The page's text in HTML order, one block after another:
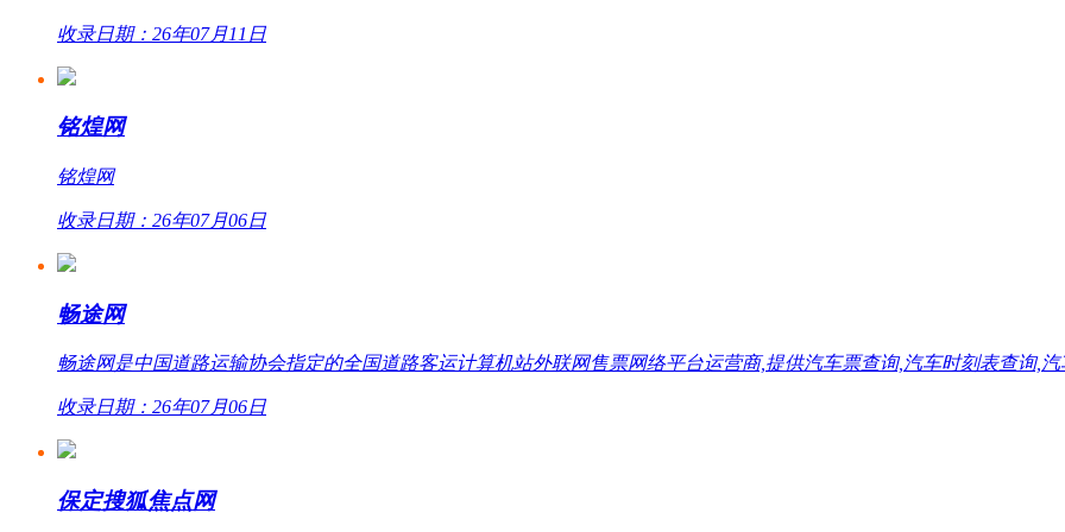
收录日期：26年07月11日
铭煌网
铭煌网
收录日期：26年07月06日
畅途网
畅途网是中国道路运输协会指定的全国道路客运计算机站外联网售票网络平台运营商,提供汽车票查询,汽车时刻表查询,
收录日期：26年07月06日
保定搜狐焦点网